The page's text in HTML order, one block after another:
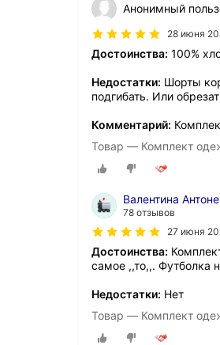
Анонимный
28 июня
Достоинства: 100%
Недостатки: Шорты
подгибать. Или
Комментарий:
Товар — Комплект
Валентина
78 отзывов
27 июня
Достоинства:
самое ,,то,,. Футболка
Недостатки: Нет
Товар — Комплект